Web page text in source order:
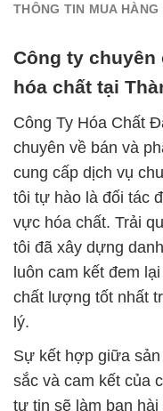
THÔNG TIN MUA HÀNG
Công ty
hóa chất tại
Công Ty Hóa Chất
chuyên về bán và
cung cấp dịch vụ
tôi tự hào là đối tác
vực hóa chất. Trải
tôi đã xây dựng
luôn cam kết đem
chất lượng tốt nhất
lý.
Sự kết hợp giữa
sắc và cam kết của
tự tin sẽ làm bạn